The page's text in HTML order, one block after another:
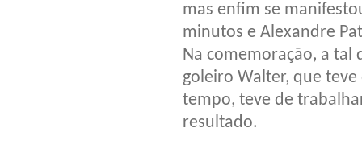
mas enfim se
minutos e Alexandre
Na comemoração, a tal
goleiro Walter, que
tempo, teve de
resultado.